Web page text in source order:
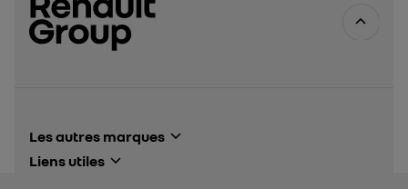
Les autres marques
Alpine Cars events
Liens utiles